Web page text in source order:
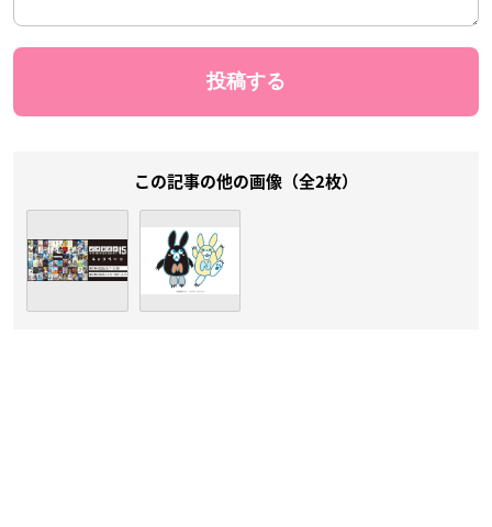
この記事の他の画像（全2枚）